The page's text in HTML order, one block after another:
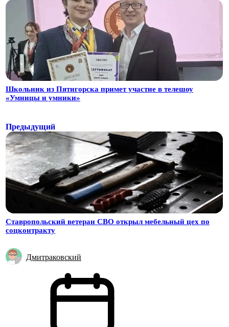
Школьник из Пятигорска примет участие в телешоу
«Умницы и умники»
Предыдущий
Ставропольский ветеран СВО открыл мебельный цех по
соцконтракту
Дмитраковский